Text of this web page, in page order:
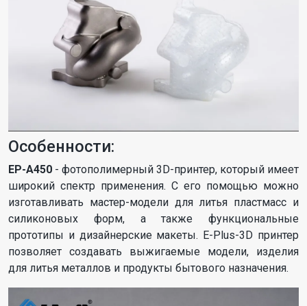
Особенности:
EP-A450 - фотополимерный 3D-принтер, который имеет
широкий спектр применения. С его помощью можно
изготавливать мастер-модели для литья пластмасс и
силиконовых форм, а также функциональные
прототипы и дизайнерские макеты. E-Plus-3D принтер
позволяет создавать выжигаемые модели, изделия
для литья металлов и продукты бытового назначения.